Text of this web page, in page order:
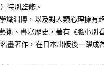
特別監修。
識淵博，以及對人類心理擁有
術、書寫歷史，著有《膽小別看
畫著作，在日本出版後一躍成